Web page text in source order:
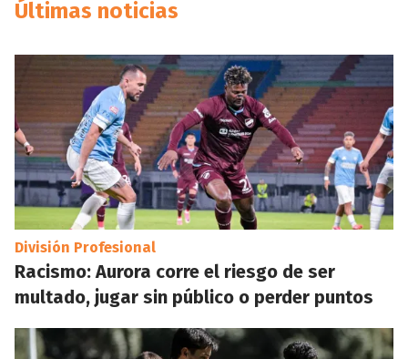
Últimas noticias
División Profesional
Racismo: Aurora corre el riesgo de ser
multado, jugar sin público o perder puntos